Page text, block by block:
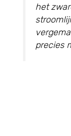
het
precies